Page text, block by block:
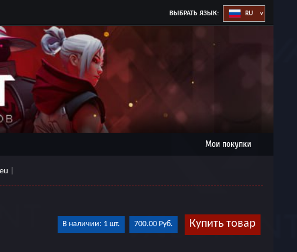
Мои покупки
ВЫБРАТЬ ЯЗЫК:
|
В наличии: 1 шт. 700.00 Руб. Купить товар